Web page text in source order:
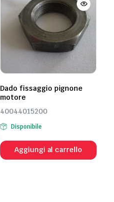
Dado fissaggio pignone
motore
40044015200
Disponibile
Aggiungi al carrello